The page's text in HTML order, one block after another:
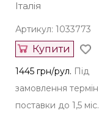
Італія
Артикул: 1033773
Купити
1445 грн/рул. Під
замовлення термін
поставки до 1,5 міс.